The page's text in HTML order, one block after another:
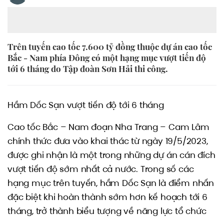
Trên tuyến cao tốc 7.600 tỷ đồng thuộc dự án cao tốc
Bắc - Nam phía Đông có một hạng mục vượt tiến độ
tới 6 tháng do Tập đoàn Sơn Hải thi công.
Hầm Dốc Sạn vượt tiến độ tới 6 tháng
Cao tốc Bắc – Nam đoạn Nha Trang – Cam Lâm
chính thức đưa vào khai thác từ ngày 19/5/2023,
được ghi nhận là một trong những dự án cán đích
vượt tiến độ sớm nhất cả nước. Trong số các
hạng mục trên tuyến, hầm Dốc Sạn là điểm nhấn
đặc biệt khi hoàn thành sớm hơn kế hoạch tới 6
tháng, trở thành biểu tượng về năng lực tổ chức